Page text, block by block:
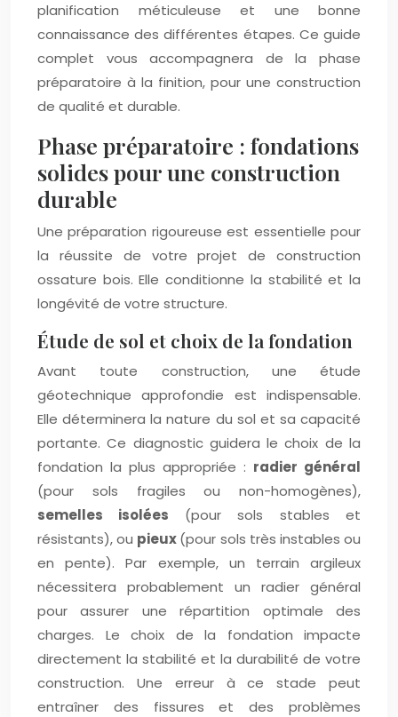
planification méticuleuse et une bonne
connaissance des différentes étapes. Ce guide
complet vous accompagnera de la phase
préparatoire à la finition, pour une construction
de qualité et durable.
Phase préparatoire : fondations
solides pour une construction
durable
Une préparation rigoureuse est essentielle pour
la réussite de votre projet de construction
ossature bois. Elle conditionne la stabilité et la
longévité de votre structure.
Étude de sol et choix de la fondation
Avant toute construction, une étude
géotechnique approfondie est indispensable.
Elle déterminera la nature du sol et sa capacité
portante. Ce diagnostic guidera le choix de la
fondation la plus appropriée : radier général
(pour sols fragiles ou non-homogènes),
semelles isolées (pour sols stables et
résistants), ou pieux(pour sols très instables ou
en pente). Par exemple, un terrain argileux
nécessitera probablement un radier général
pour assurer une répartition optimale des
charges. Le choix de la fondation impacte
directement la stabilité et la durabilité de votre
construction. Une erreur à ce stade peut
entraîner des fissures et des problèmes